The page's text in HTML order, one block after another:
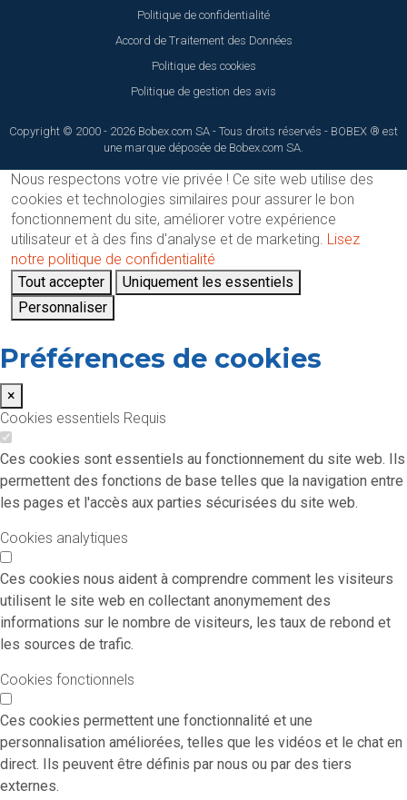
Politique de confidentialité
Accord de Traitement des Données
Politique des cookies
Politique de gestion des avis
Copyright © 2000 - 2026 Bobex.com SA - Tous droits réservés - BOBEX ® est
une marque déposée de Bobex.com SA.
Nous respectons votre vie privée ! Ce site web utilise des
cookies et technologies similaires pour assurer le bon
fonctionnement du site, améliorer votre expérience
utilisateur et à des fins d'analyse et de marketing. Lisez
notre politique de confidentialité
Tout accepter
Uniquement les essentiels
Personnaliser
Préférences de cookies
×
Cookies essentiels Requis
Ces cookies sont essentiels au fonctionnement du site web. Ils
permettent des fonctions de base telles que la navigation entre
les pages et l'accès aux parties sécurisées du site web.
Cookies analytiques
Ces cookies nous aident à comprendre comment les visiteurs
utilisent le site web en collectant anonymement des
informations sur le nombre de visiteurs, les taux de rebond et
les sources de trafic.
Cookies fonctionnels
Ces cookies permettent une fonctionnalité et une
personnalisation améliorées, telles que les vidéos et le chat en
direct. Ils peuvent être définis par nous ou par des tiers
externes.